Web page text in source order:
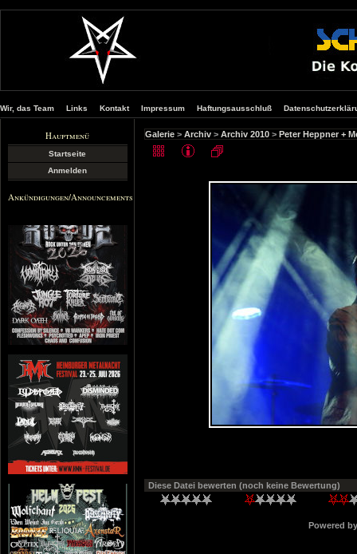
Wir, das Team Links Kontakt Impressum Haftungsausschluß
Hauptmenü
Startseite
Anmelden
Ankündigungen/Announcements
Galerie > Archiv > Archiv 2010 > Peter Heppner +
Diese Datei bewerten (noch keine Bewertung)
Powered